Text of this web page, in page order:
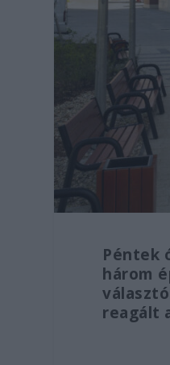
Péntek
három
reagált